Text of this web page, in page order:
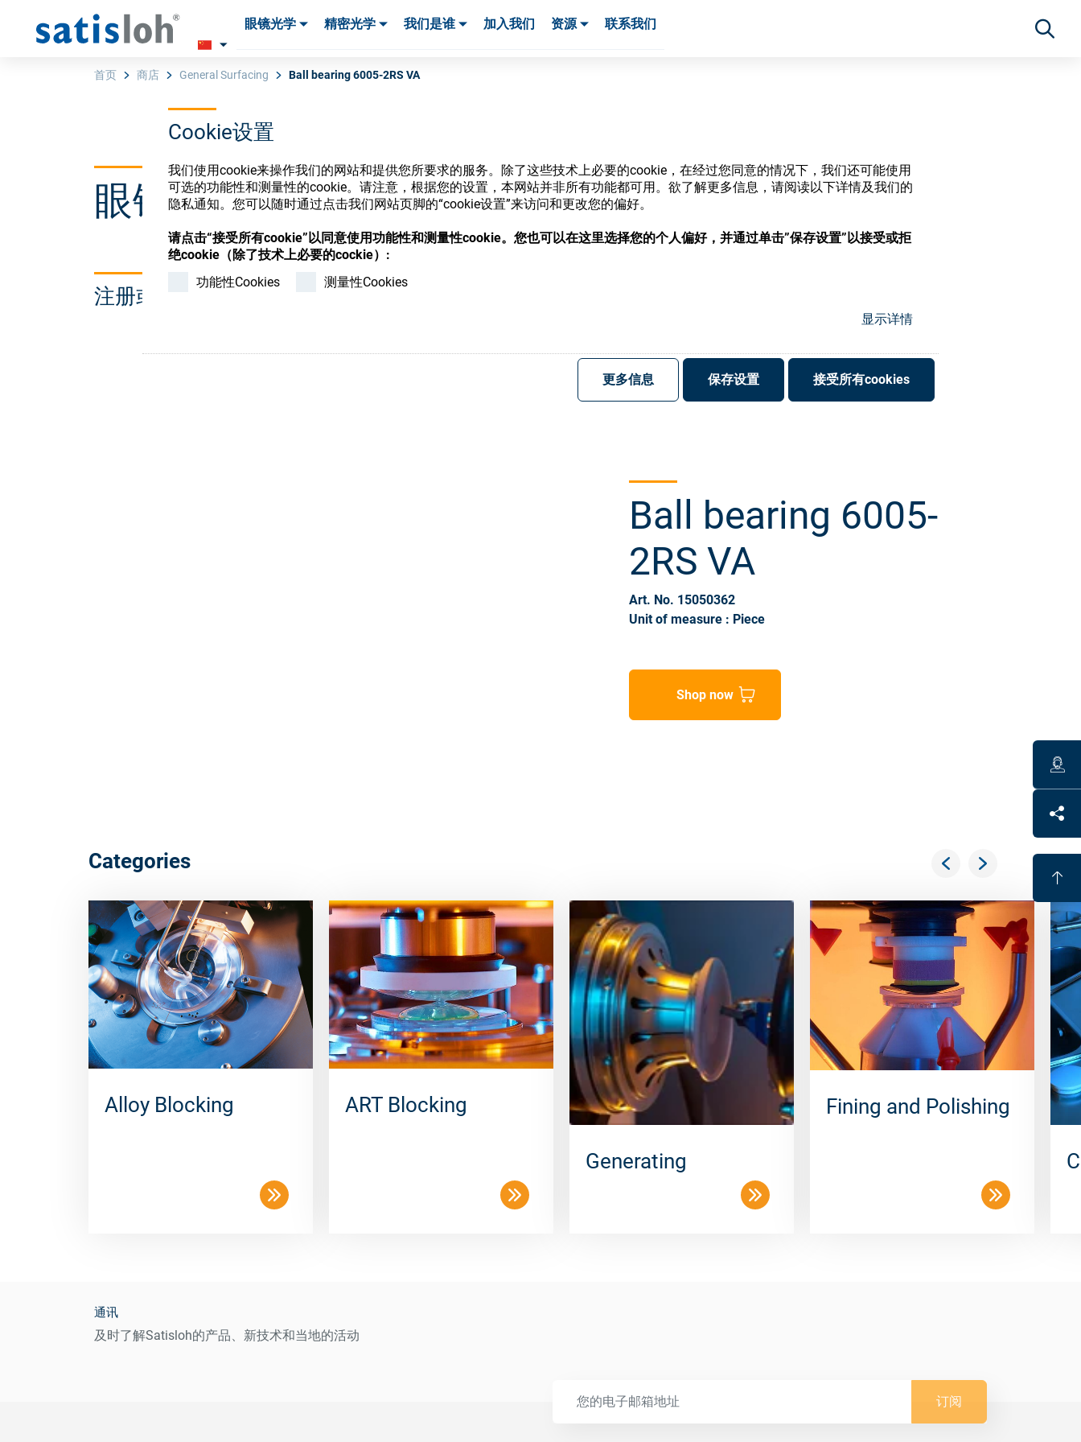
Cookie设置
我们使用cookie来操作我们的网站和提供您所要求的服务。除了这些技术上必要的cookie，在经过您同意的情况下，我们还可能使用
可选的功能性和测量性的cookie。请注意，根据您的设置，本网站并非所有功能都可用。欲了解更多信息，请阅读以下详情及我们的
隐私通知。您可以随时通过点击我们网站页脚的“cookie设置”来访问和更改您的偏好。
请点击“接受所有cookie”以同意使用功能性和测量性cookie。您也可以在这里选择您的个人偏好，并通过单击”保存设置”以接受或拒
绝cookie（除了技术上必要的cockie）:
功能性Cookies
测量性Cookies
显示详情
更多信息 保存设置 接受所有cookies
眼镜光学 精密光学 我们是谁 加入我们 资源 联系我们
首页 商店 General Surfacing Ball bearing 6005-2RS VA
眼镜光学耗材商店
注册或登录以访问您的帐户，并了解我们的各种眼镜光学耗材
登录
Ball bearing 6005-
2RS VA
Art. No. 15050362
Unit of measure : Piece
Shop now
Categories
Alloy Blocking ART Blocking
Generating
Fining and Polishing
通讯
及时了解Satisloh的产品、新技术和当地的活动
订阅